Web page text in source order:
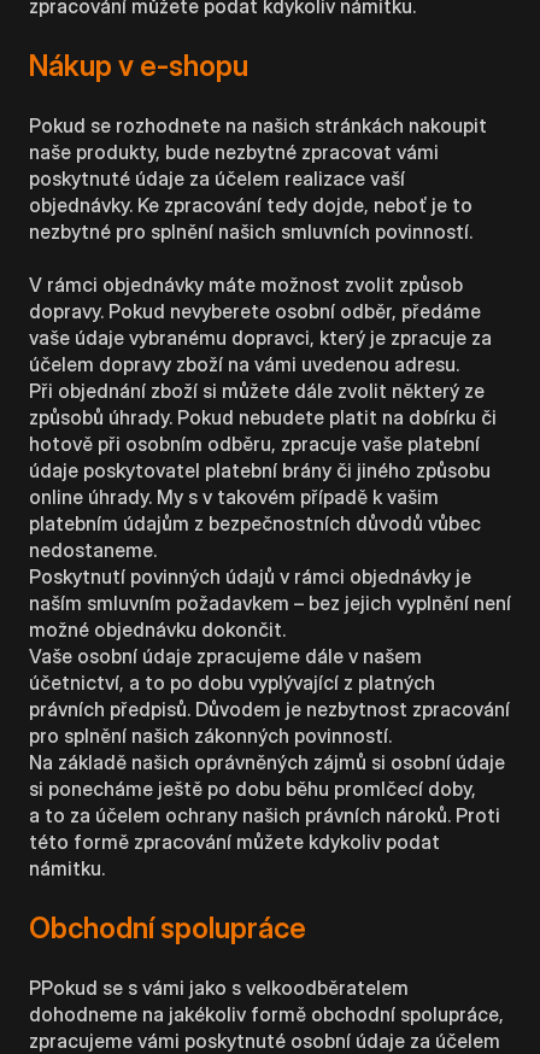
zpracování můžete podat kdykoliv námitku.
Nákup v e-shopu
Pokud se rozhodnete na našich stránkách nakoupit
naše produkty, bude nezbytné zpracovat vámi
poskytnuté údaje za účelem realizace vaší
objednávky. Ke zpracování tedy dojde, neboť je to
nezbytné pro splnění našich smluvních povinností.
V rámci objednávky máte možnost zvolit způsob
dopravy. Pokud nevyberete osobní odběr, předáme
vaše údaje vybranému dopravci, který je zpracuje za
účelem dopravy zboží na vámi uvedenou adresu.
Při objednání zboží si můžete dále zvolit některý ze
způsobů úhrady. Pokud nebudete platit na dobírku či
hotově při osobním odběru, zpracuje vaše platební
údaje poskytovatel platební brány či jiného způsobu
online úhrady. My s v takovém případě k vašim
platebním údajům z bezpečnostních důvodů vůbec
nedostaneme.
Poskytnutí povinných údajů v rámci objednávky je
naším smluvním požadavkem – bez jejich vyplnění není
možné objednávku dokončit.
Vaše osobní údaje zpracujeme dále v našem
účetnictví, a to po dobu vyplývající z platných
právních předpisů. Důvodem je nezbytnost zpracování
pro splnění našich zákonných povinností.
Na základě našich oprávněných zájmů si osobní údaje
si ponecháme ještě po dobu běhu promlčecí doby,
a to za účelem ochrany našich právních nároků. Proti
této formě zpracování můžete kdykoliv podat
námitku.
Obchodní spolupráce
PPokud se s vámi jako s velkoodběratelem
dohodneme na jakékoliv formě obchodní spolupráce,
zpracujeme vámi poskytnuté osobní údaje za účelem